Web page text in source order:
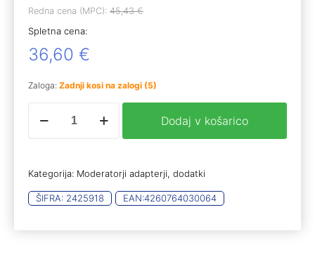
Redna cena (MPC): 45,43€
Spletna cena:
36,60 €
Zaloga: Zadnji kosi na zalogi (5)
Ø
(150x80x80)
Dodaj v košarico
Kategorija: Moderatorji adapterji, dodatki
ŠIFRA: 2425918 EAN:4260764030064